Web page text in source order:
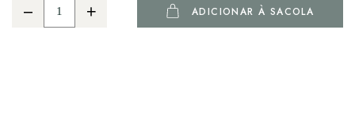
ADICIONAR À SACOLA